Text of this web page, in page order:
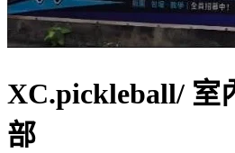
XC.pickleball/ 室
部